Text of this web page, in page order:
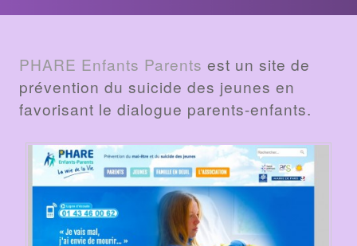
PHARE Enfants Parents est un site de
prévention du suicide des jeunes en
favorisant le dialogue parents-enfants.